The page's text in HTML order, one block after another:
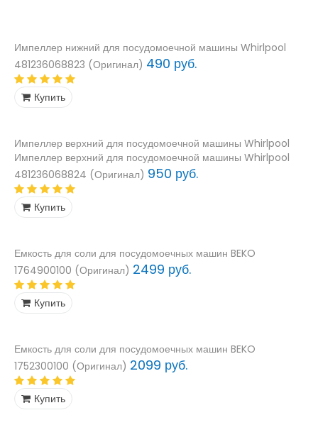
Импеллер нижний для посудомоечной машины Whirlpool
481236068823 (Оригинал) 490 руб.
Купить
Импеллер верхний для посудомоечной машины Whirlpool
Импеллер верхний для посудомоечной машины Whirlpool
481236068824 (Оригинал) 950 руб.
Купить
Емкость для соли для посудомоечных машин BEKO
1764900100 (Оригинал) 2499 руб.
Купить
Емкость для соли для посудомоечных машин BEKO
1752300100 (Оригинал) 2099 руб.
Купить